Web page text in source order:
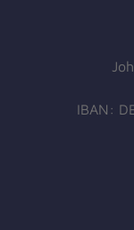
IBAN: